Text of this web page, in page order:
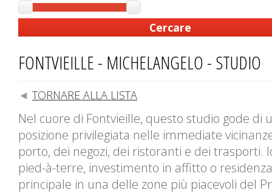
FONTVIEILLE - MICHELANGELO - STUDIO
TORNARE ALLA LISTA
Nel cuore di Fontvieille, questo studio gode di
posizione privilegiata nelle immediate
porto, dei negozi, dei ristoranti e dei trasporti.
pied-à-terre, investimento in affitto o residenza
principale in una delle zone più piacevoli del